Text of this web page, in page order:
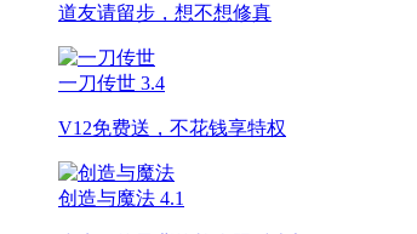
道友请留步，想不想修真
一刀传世 3.4
V12免费送，不花钱享特权
创造与魔法 4.1